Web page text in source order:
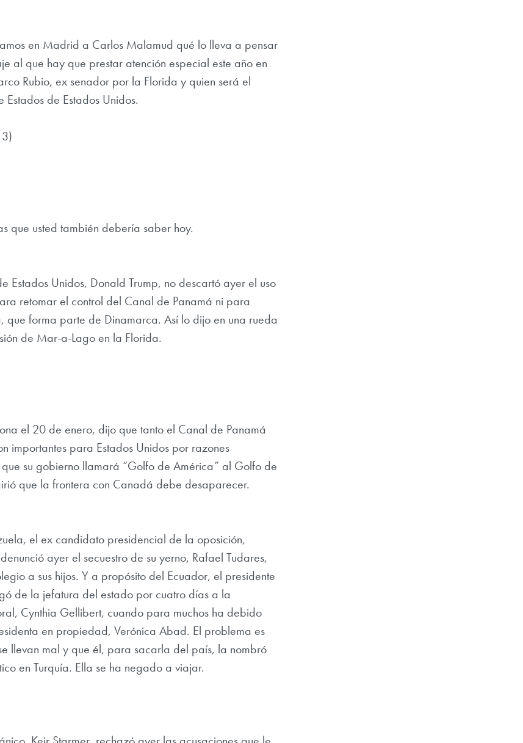
en Madrid a Carlos Malamud qué lo lleva a pensar
al que hay que prestar atención especial este año en
Rubio, ex senador por la Florida y quien será el
de Estados Unidos.
que usted también debería saber hoy.
Estados Unidos, Donald Trump, no descartó ayer el uso
retomar el control del Canal de Panamá ni para
que forma parte de Dinamarca. Así lo dijo en una rueda
de Mar-a-Lago en la Florida.
el 20 de enero, dijo que tanto el Canal de Panamá
importantes para Estados Unidos por razones
su gobierno llamará “Golfo de América” al Golfo de
que la frontera con Canadá debe desaparecer.
el ex candidato presidencial de la oposición,
ayer el secuestro de su yerno, Rafael Tudares,
a sus hijos. Y a propósito del Ecuador, el presidente
de la jefatura del estado por cuatro días a la
Cynthia Gellibert, cuando para muchos ha debido
en propiedad, Verónica Abad. El problema es
llevan mal y que él, para sacarla del país, la nombró
en Turquía. Ella se ha negado a viajar.